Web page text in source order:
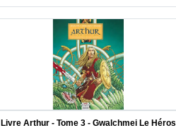
Livre Arthur - Tome 3 - Gwalchmei Le Héros